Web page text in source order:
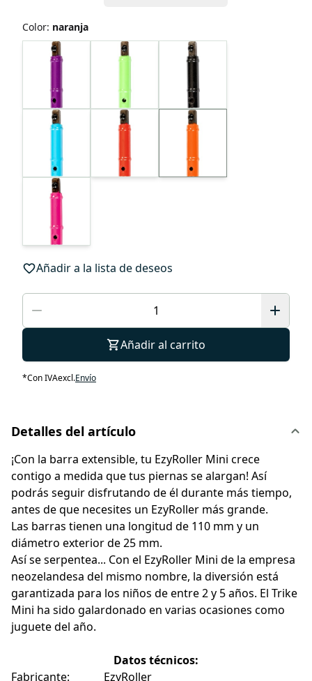
Color: naranja
Añadir a la lista de deseos
Añadir al carrito
*Con IVAexcl.Envío
Detalles del artículo
¡Con la barra extensible, tu EzyRoller Mini crece
contigo a medida que tus piernas se alargan! Así
podrás seguir disfrutando de él durante más tiempo,
antes de que necesites un EzyRoller más grande.
Las barras tienen una longitud de 110 mm y un
diámetro exterior de 25 mm.
Así se serpentea... Con el EzyRoller Mini de la empresa
neozelandesa del mismo nombre, la diversión está
garantizada para los niños de entre 2 y 5 años. El Trike
Mini ha sido galardonado en varias ocasiones como
juguete del año.
Datos técnicos:
Fabricante:
EzyRoller